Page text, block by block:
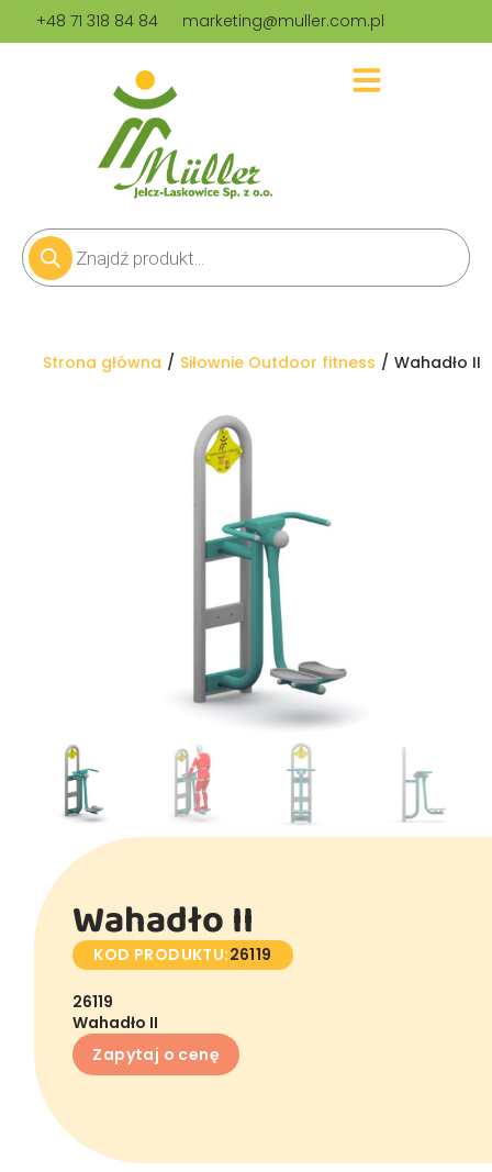
+48 71 318 84 84 marketing@muller.com.pl
Jesteś tutaj:
Strona główna Siłownie Outdoor fitness Wahadło II
Wahadło II
KOD PRODUKTU:26119
26119
Wahadło II
Zapytaj o cenę